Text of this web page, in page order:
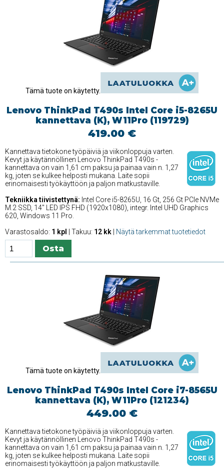
Tämä tuote on käytetty.
Lenovo ThinkPad T490s Intel Core i5-8265U
kannettava (K), W11Pro (119729)
419.00 €
Kannettava tietokone työpäiviä ja viikonloppuja varten.
Kevyt ja käytännöllinen Lenovo ThinkPad T490s -
kannettava on vain 1,61 cm paksu ja painaa vain n. 1,27
kg, joten se kulkee helposti mukana. Laite sopii
erinomaisesti työkäyttöön ja paljon matkustaville.
Tekniikka tiivistettynä: Intel Core i5-8265U, 16 Gt, 256 Gt PCIe NVMe
M.2 SSD, 14'' LED IPS FHD (1920x1080), integr. Intel UHD Graphics
620, Windows 11 Pro.
Varastosaldo: 1 kpl | Takuu: 12 kk Näytä tarkemmat tuotetiedot
Tämä tuote on käytetty.
Lenovo ThinkPad T490s Intel Core i7-8565U
kannettava (K), W11Pro (121234)
449.00 €
Kannettava tietokone työpäiviä ja viikonloppuja varten.
Kevyt ja käytännöllinen Lenovo ThinkPad T490s -
kannettava on vain 1,61 cm paksu ja painaa vain n. 1,27
kg, joten se kulkee helposti mukana. Laite sopii
erinomaisesti työkäyttöön ja paljon matkustaville.